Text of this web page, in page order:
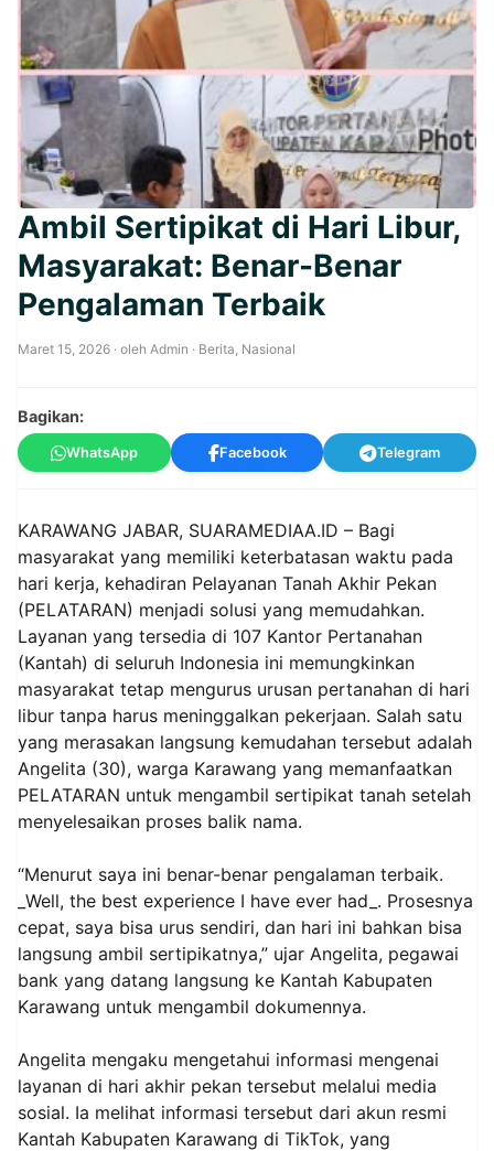
Ambil Sertipikat di Hari Libur,
Masyarakat: Benar-Benar
Pengalaman Terbaik
Maret 15, 2026 · oleh Admin · Berita, Nasional
Bagikan:
WhatsApp Facebook Telegram
KARAWANG JABAR, SUARAMEDIAA.ID – Bagi
masyarakat yang memiliki keterbatasan waktu pada
hari kerja, kehadiran Pelayanan Tanah Akhir Pekan
(PELATARAN) menjadi solusi yang memudahkan.
Layanan yang tersedia di 107 Kantor Pertanahan
(Kantah) di seluruh Indonesia ini memungkinkan
masyarakat tetap mengurus urusan pertanahan di hari
libur tanpa harus meninggalkan pekerjaan. Salah satu
yang merasakan langsung kemudahan tersebut adalah
Angelita (30), warga Karawang yang memanfaatkan
PELATARAN untuk mengambil sertipikat tanah setelah
menyelesaikan proses balik nama.
“Menurut saya ini benar-benar pengalaman terbaik.
_Well, the best experience I have ever had_. Prosesnya
cepat, saya bisa urus sendiri, dan hari ini bahkan bisa
langsung ambil sertipikatnya,” ujar Angelita, pegawai
bank yang datang langsung ke Kantah Kabupaten
Karawang untuk mengambil dokumennya.
Angelita mengaku mengetahui informasi mengenai
layanan di hari akhir pekan tersebut melalui media
sosial. Ia melihat informasi tersebut dari akun resmi
Kantah Kabupaten Karawang di TikTok, yang